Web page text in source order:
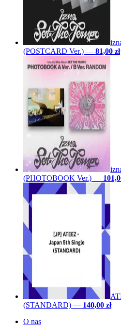
(POSTCARD Ver.) — 81,00 zł
(PHOTOBOOK Ver.) —
(STANDARD) — 140,00 zł
O nas